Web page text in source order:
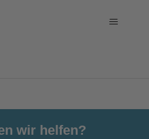
wir helfen?